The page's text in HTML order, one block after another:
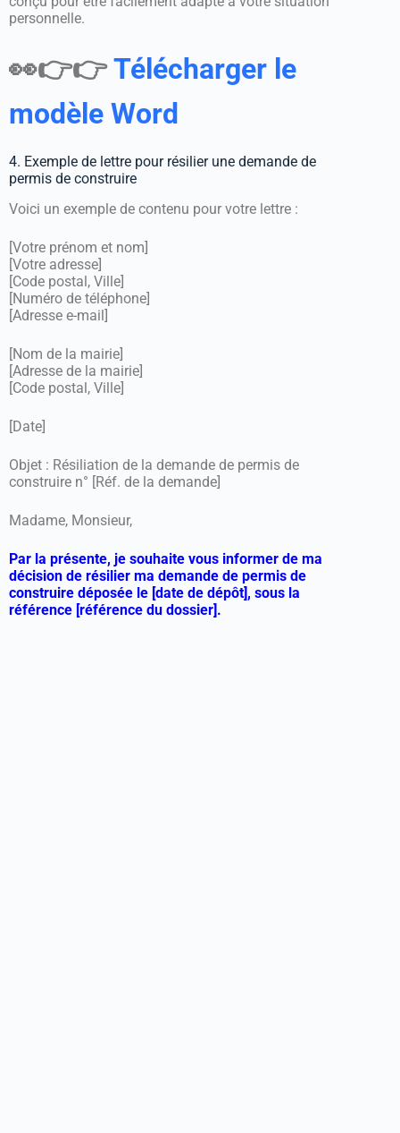
personnelle.
👀👉👉Télécharger le
modèle Word
4. Exemple de lettre pour résilier une demande de
permis de construire
Voici un exemple de contenu pour votre lettre :
[Votre prénom et nom]
[Votre adresse]
[Code postal, Ville]
[Numéro de téléphone]
[Adresse e-mail]
[Nom de la mairie]
[Adresse de la mairie]
[Code postal, Ville]
[Date]
Objet : Résiliation de la demande de permis de
construire n° [Réf. de la demande]
Madame, Monsieur,
Par la présente, je souhaite vous informer de ma
décision de résilier ma demande de permis de
construire déposée le [date de dépôt], sous la
référence [référence du dossier].